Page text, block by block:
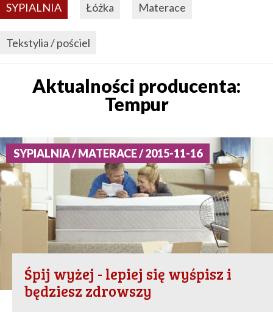
SYPIALNIA Łóżka Materace
Tekstylia / pościel
Aktualności producenta:
Tempur
SYPIALNIA / MATERACE / 2015-11-16
Śpij wyżej - lepiej się wyśpisz i
będziesz zdrowszy